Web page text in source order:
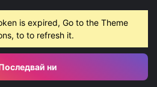
is expired, Go to the Theme
to to refresh it.
ни